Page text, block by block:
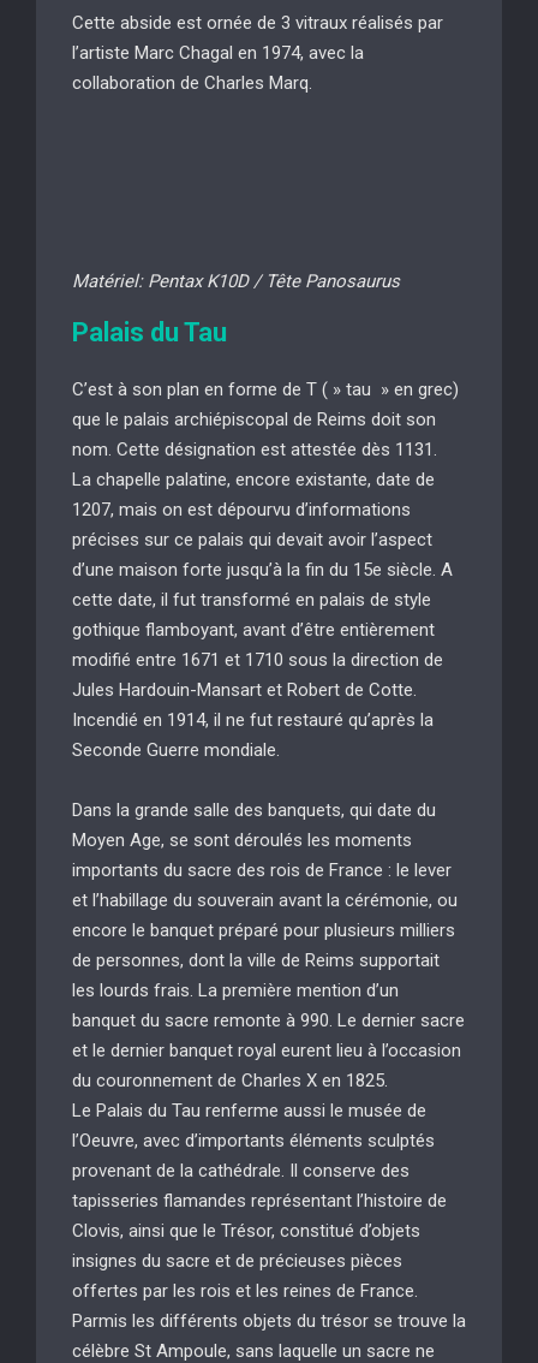
Cette abside est ornée de 3 vitraux réalisés par
l’artiste Marc Chagal en 1974, avec la
collaboration de Charles Marq.
Matériel: Pentax K10D / Tête Panosaurus
Palais du Tau
C’est à son plan en forme de T ( » tau » en grec)
que le palais archiépiscopal de Reims doit son
nom. Cette désignation est attestée dès 1131.
La chapelle palatine, encore existante, date de
1207, mais on est dépourvu d’informations
précises sur ce palais qui devait avoir l’aspect
d’une maison forte jusqu’à la fin du 15e siècle. A
cette date, il fut transformé en palais de style
gothique flamboyant, avant d’être entièrement
modifié entre 1671 et 1710 sous la direction de
Jules Hardouin-Mansart et Robert de Cotte.
Incendié en 1914, il ne fut restauré qu’après la
Seconde Guerre mondiale.
Dans la grande salle des banquets, qui date du
Moyen Age, se sont déroulés les moments
importants du sacre des rois de France : le lever
et l’habillage du souverain avant la cérémonie, ou
encore le banquet préparé pour plusieurs milliers
de personnes, dont la ville de Reims supportait
les lourds frais. La première mention d’un
banquet du sacre remonte à 990. Le dernier sacre
et le dernier banquet royal eurent lieu à l’occasion
du couronnement de Charles X en 1825.
Le Palais du Tau renferme aussi le musée de
l’Oeuvre, avec d’importants éléments sculptés
provenant de la cathédrale. Il conserve des
tapisseries flamandes représentant l’histoire de
Clovis, ainsi que le Trésor, constitué d’objets
insignes du sacre et de précieuses pièces
offertes par les rois et les reines de France.
Parmis les différents objets du trésor se trouve la
célèbre St Ampoule, sans laquelle un sacre ne